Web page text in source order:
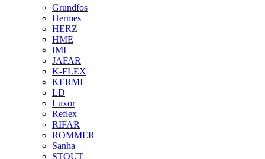
Grundfos
Hermes
HERZ
HME
IMI
JAFAR
K-FLEX
KERMI
LD
Luxor
Reflex
RIFAR
ROMMER
Sanha
STOUT